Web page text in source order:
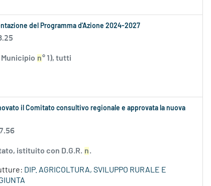
del Programma d'Azione 2024-2027
Municipio n° 1), tutti
il Comitato consultivo regionale e approvata la nuova
istituito con D.G.R. n.
DIP. AGRICOLTURA, SVILUPPO RURALE E